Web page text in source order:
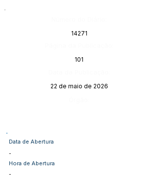
14271
101
22 de maio de 2026
Data de Abertura
-
Hora de Abertura
-